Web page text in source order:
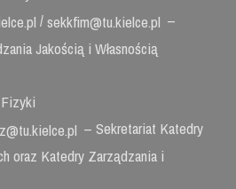
/sekkfim@tu.kielce.pl –
Jakością i Własnością
– Sekretariat Katedry
oraz Katedry Zarządzania i